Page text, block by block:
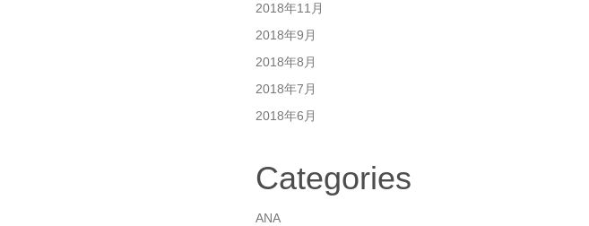
2018年11月
2018年9月
2018年8月
2018年7月
2018年6月
Categories
ANA